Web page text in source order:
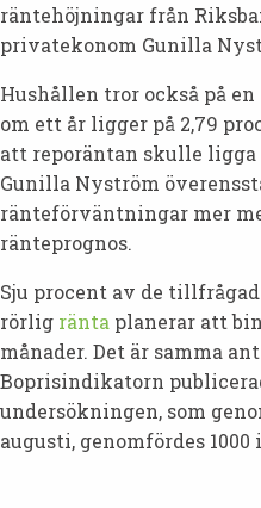
räntehöjningar från
privatekonom Gunilla
Hushållen tror också på en
om ett år ligger på 2,79
att reporäntan skulle ligga
Gunilla Nyström
ränteförväntningar mer
ränteprognos.
Sju procent av de
rörlig ränta planerar att
månader. Det är samma
Boprisindikatorn
undersökningen, som
augusti, genomfördes